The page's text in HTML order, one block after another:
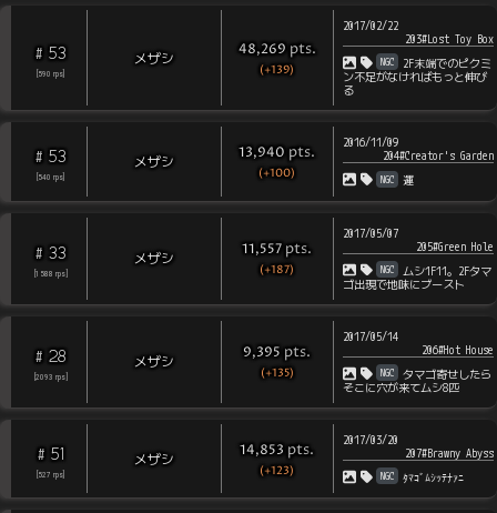
# 53
590 rps
メザシ 48,269 pts.
(+139)
2017/02/22
203#Lost Toy Box
NGC
2F末端でのピクミ
ン不足がなければもっと伸び
る
# 53
540 rps
メザシ 13,940 pts.
(+100)
2016/11/09
204#Creator's Garden
NGC 運
# 33
1588 rps
メザシ 11,557 pts.
(+187)
2017/05/07
205#Green Hole
NGC
ムシ1F11。2Fタマ
ゴ出現で地味にブースト
# 28
2093 rps
メザシ 9,395 pts.
(+135)
2017/05/14
206#Hot House
NGC
タマゴ寄せしたら
そこに穴が来てムシ8匹
# 51
527 rps
メザシ 14,853 pts.
(+123)
2017/03/20
207#Brawny Abyss
NGC ﾀﾏｺﾞﾑｼｯﾃﾅｧﾆ